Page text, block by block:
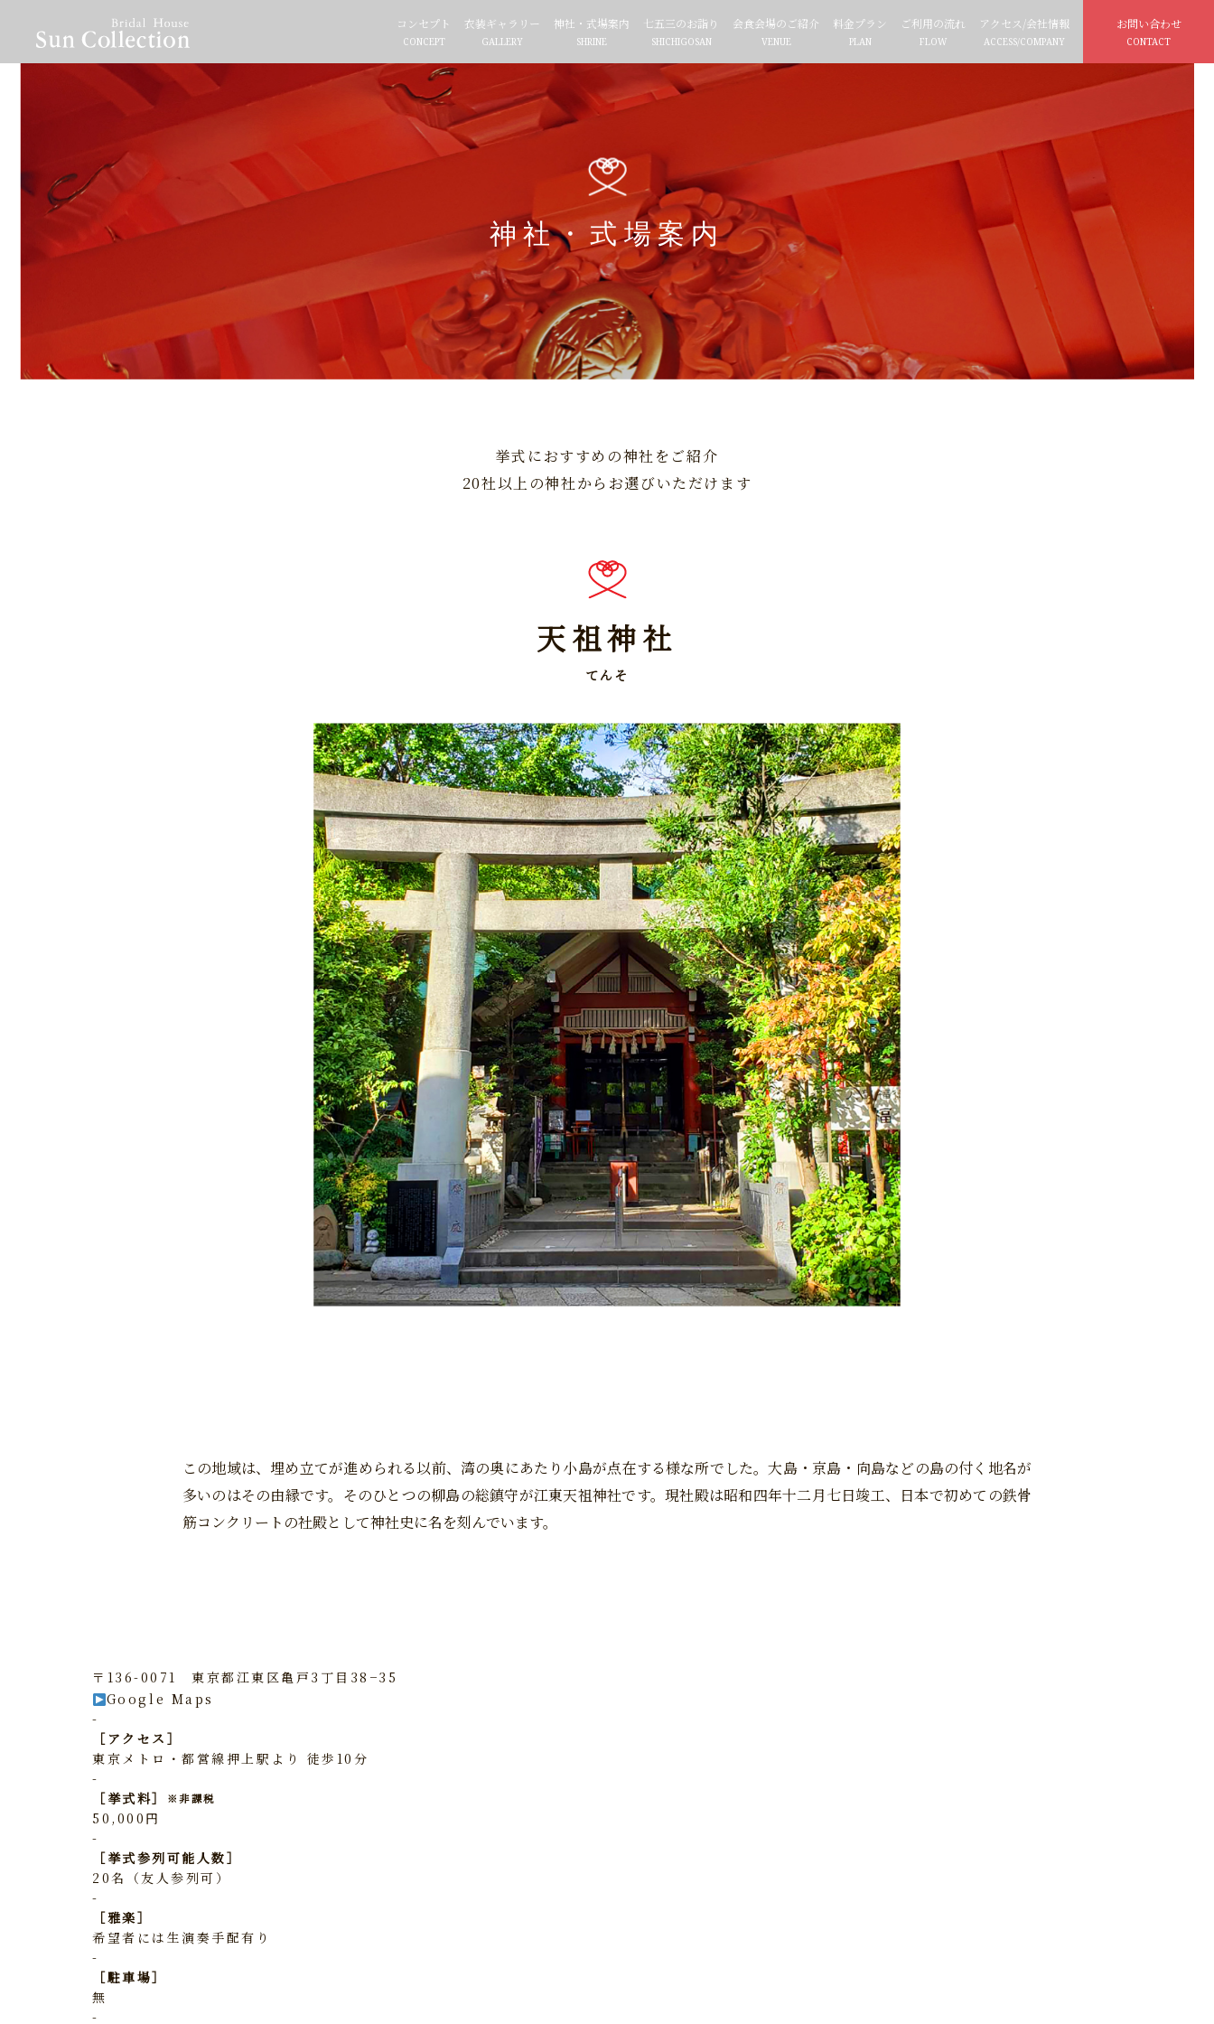
コンセプト
CONCEPT
衣装ギャラリー
GALLERY
神社・式場案内
SHRINE
七五三のお詣り
SHICHIGOSAN
会食会場のご紹介
VENUE
料金プラン
PLAN
ご利用の流れ
FLOW
アクセス/会社情報
ACCESS/COMPANY
お問い合わせ
CONTACT
神社・式場案内
挙式におすすめの神社をご紹介
20社以上の神社からお選びいただけます
天祖神社
てんそ
この地域は、埋め立てが進められる以前、湾の奥にあたり小島が点在する様な所でした。大島・京島・向島などの島の付く地名が
多いのはその由縁です。そのひとつの柳島の総鎮守が江東天祖神社です。現社殿は昭和四年十二月七日竣工、日本で初めての鉄骨
筋コンクリートの社殿として神社史に名を刻んでいます。
〒136-0071 東京都江東区亀戸3丁目38−35
Google Maps
-
［アクセス］
東京メトロ・都営線押上駅より 徒歩10分
-
［挙式料］
※非課税
50,000円
-
［挙式参列可能人数］
20名（友人参列可）
-
［雅楽］
希望者には生演奏手配有り
-
［駐車場］
無
-